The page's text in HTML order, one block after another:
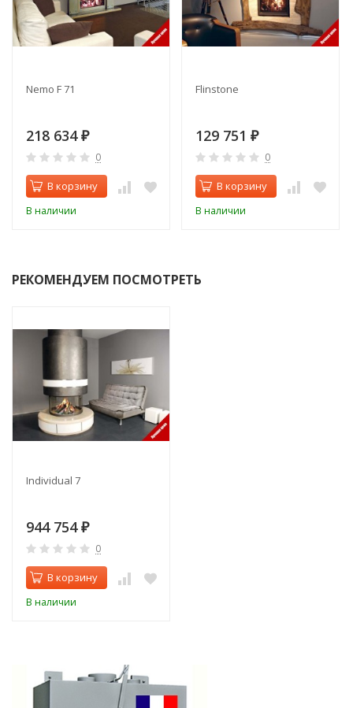
Nemo F 71
218 634 ₽
0
В корзину
В наличии
Flinstone
129 751 ₽
0
В корзину
В наличии
РЕКОМЕНДУЕМ ПОСМОТРЕТЬ
Individual 7
944 754 ₽
0
В корзину
В наличии